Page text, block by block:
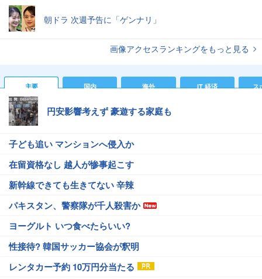
朝ドラ 次週予告に「ゲンナリ」
画像アクセスランキングをもっと見る
主要 国内 海外 IT 経済 ス
円安影響考えず 豪遊する家庭も
子ども追い マンションへ侵入か
在留資格なし 越人が惨事起こす
新幹線できても生きてない 辛辣
パキスタン、警察隊が千人殺害か
ヨーグルト いつ食べたらいい?
性接待? 韓国サッカー協会が釈明
レンタカー予約 10万円分当たる